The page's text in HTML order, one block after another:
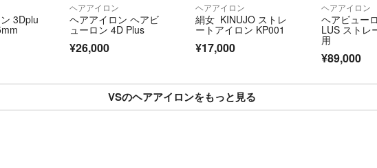
3Dplu
ヘアアイロン
ヘアアイロン ヘアビ
ューロン 4D Plus
¥26,000
ヘアアイロン
絹女 KINUJO ストレ
ートアイロン KP001
¥17,000
ヘアアイロン
ヘアビュー
LUS ストレ
用
¥89,000
VSのヘアアイロンをもっと見る